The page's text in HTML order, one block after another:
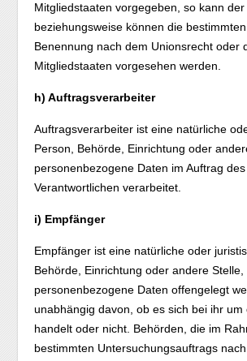
Mitgliedstaaten vorgegeben, so kann
beziehungsweise können die
Benennung nach dem Unionsrecht oder
Mitgliedstaaten vorgesehen werden.
h) Auftragsverarbeiter
Auftragsverarbeiter ist eine natürliche
Person, Behörde, Einrichtung oder
personenbezogene Daten im Auftrag des
Verantwortlichen verarbeitet.
i) Empfänger
Empfänger ist eine natürliche oder
Behörde, Einrichtung oder andere Stelle,
personenbezogene Daten offengelegt
unabhängig davon, ob es sich bei ihr um
handelt oder nicht. Behörden, die im
bestimmten Untersuchungsauftrags